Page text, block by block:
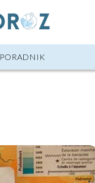
PORADNIK